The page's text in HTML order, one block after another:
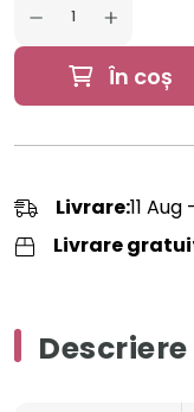
În coș
Livrare:11 Aug
Livrare